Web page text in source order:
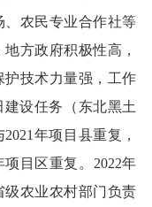
、农民专业合作社等
地方政府积极性高，
护技术力量强，工作
建设任务
（东北黑土
2021 年项目县重复，
项目区重复 。 2022年
农业农村部门负责